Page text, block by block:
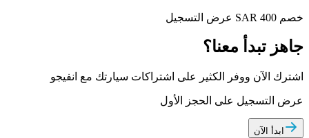
خصم SAR 400 عرض التسجيل
جاهز تبدأ معنا؟
اشترك الآن ووفر الكثير على اشتراكات سيارتك مع انفيجو
عرض التسجيل على الحجز الأول
ابدأ الآن